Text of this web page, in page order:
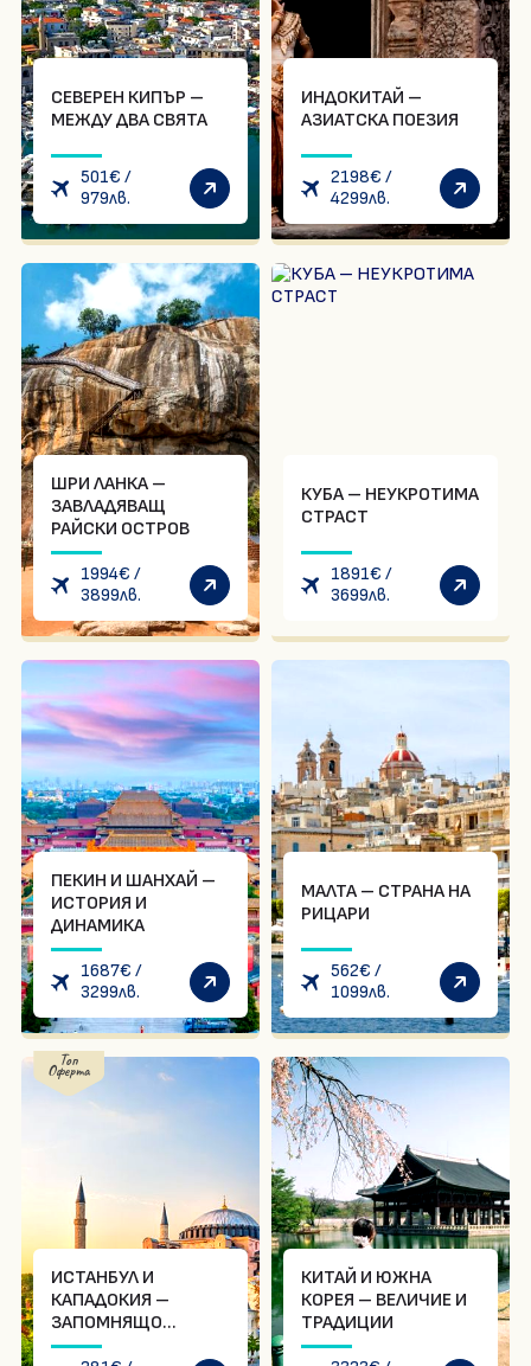
СЕВЕРЕН КИПЪР –
МЕЖДУ ДВА СВЯТА
501€ /
979лв.
ИНДОКИТАЙ –
АЗИАТСКА ПОЕЗИЯ
2198€ /
4299лв.
ШРИ ЛАНКА –
ЗАВЛАДЯВАЩ
РАЙСКИ ОСТРОВ
1994€ /
3899лв.
КУБА – НЕУКРОТИМА
СТРАСТ
1891€ /
3699лв.
ПЕКИН И ШАНХАЙ –
ИСТОРИЯ И
ДИНАМИКА
1687€ /
3299лв.
МАЛТА – СТРАНА НА
РИЦАРИ
562€ /
1099лв.
Топ
Оферта
ИСТАНБУЛ И
КАПАДОКИЯ –
ЗАПОМНЯЩО
ПРЕЖИВЯВАНЕ
КИТАЙ И ЮЖНА
КОРЕЯ – ВЕЛИЧИЕ И
ТРАДИЦИИ